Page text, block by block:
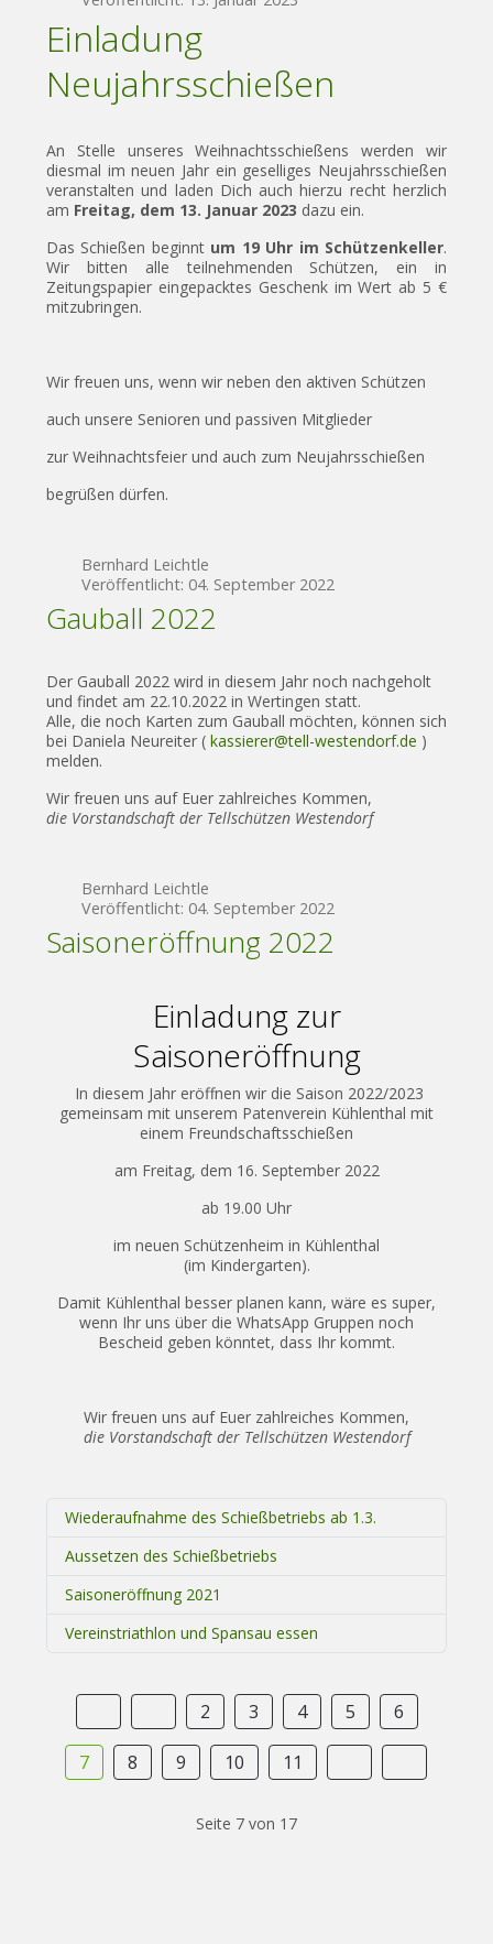
Einladung
Neujahrsschießen
An Stelle unseres Weihnachtsschießens werden wir
diesmal im neuen Jahr ein geselliges Neujahrsschießen
veranstalten und laden Dich auch hierzu recht herzlich
am Freitag, dem 13. Januar 2023 dazu ein.
Das Schießen beginntum 19 Uhr im Schützenkeller.
Wir bitten alle teilnehmenden Schützen, ein in
Zeitungspapier eingepacktes Geschenk im Wert ab 5 €
mitzubringen.
Wir freuen uns, wenn wir neben den aktiven Schützen
auch unsere Senioren und passiven Mitglieder
zur Weihnachtsfeier und auch zum Neujahrsschießen
begrüßen dürfen.
Bernhard Leichtle
Veröffentlicht: 04. September 2022
Gauball 2022
Der Gauball 2022 wird in diesem Jahr noch nachgeholt
und findet am 22.10.2022 in Wertingen statt.
Alle, die noch Karten zum Gauball möchten, können sich
bei Daniela Neureiter ( kassierer@tell-westendorf.de )
melden.
Wir freuen uns auf Euer zahlreiches Kommen,
die Vorstandschaft der Tellschützen Westendorf
Bernhard Leichtle
Veröffentlicht: 04. September 2022
Saisoneröffnung 2022
Einladung zur
Saisoneröffnung
In diesem Jahr eröffnen wir die Saison 2022/2023
gemeinsam mit unserem Patenverein Kühlenthal mit
einem Freundschaftsschießen
am Freitag, dem 16. September 2022
ab 19.00 Uhr
im neuen Schützenheim in Kühlenthal
(im Kindergarten).
Damit Kühlenthal besser planen kann, wäre es super,
wenn Ihr uns über die WhatsApp Gruppen noch
Bescheid geben könntet, dass Ihr kommt.
Wir freuen uns auf Euer zahlreiches Kommen,
die Vorstandschaft der Tellschützen Westendorf
Wiederaufnahme des Schießbetriebs ab 1.3.
Aussetzen des Schießbetriebs
Saisoneröffnung 2021
Vereinstriathlon und Spansau essen
2 3 4 5 6
7 8 9 10 11
Seite 7 von 17